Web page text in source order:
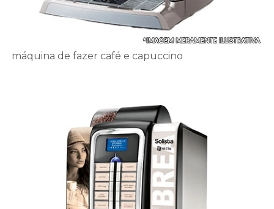
máquina de fazer café e capuccino